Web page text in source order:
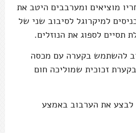
אחריו מוציאים ומערבבים היטב את
למיקרוגל לסיבוב שני של
להשתמש בקערה עם מכסה
זכוכית שמוליכה חום
לבצע את הערבוב באמצע